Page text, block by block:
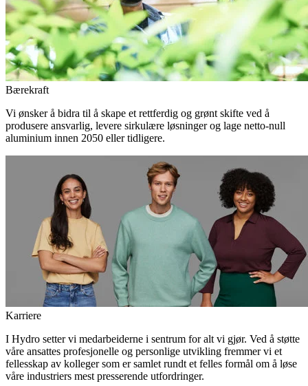
Bærekraft
Vi ønsker å bidra til å skape et rettferdig og grønt skifte ved å
produsere ansvarlig, levere sirkulære løsninger og lage netto-null
aluminium innen 2050 eller tidligere.
Karriere
I Hydro setter vi medarbeiderne i sentrum for alt vi gjør. Ved å støtte
våre ansattes profesjonelle og personlige utvikling fremmer vi et
fellesskap av kolleger som er samlet rundt et felles formål om å løse
våre industriers mest presserende utfordringer.